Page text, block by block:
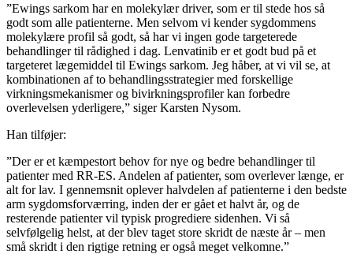
”Ewings sarkom har en molekylær driver, som er til stede hos så
godt som alle patienterne. Men selvom vi kender sygdommens
molekylære profil så godt, så har vi ingen gode targeterede
behandlinger til rådighed i dag. Lenvatinib er et godt bud på et
targeteret lægemiddel til Ewings sarkom. Jeg håber, at vi vil se, at
kombinationen af to behandlingsstrategier med forskellige
virkningsmekanismer og bivirkningsprofiler kan forbedre
overlevelsen yderligere,” siger Karsten Nysom.
Han tilføjer:
”Der er et kæmpestort behov for nye og bedre behandlinger til
patienter med RR-ES. Andelen af patienter, som overlever længe, er
alt for lav. I gennemsnit oplever halvdelen af patienterne i den bedste
arm sygdomsforværring, inden der er gået et halvt år, og de
resterende patienter vil typisk progrediere sidenhen. Vi så
selvfølgelig helst, at der blev taget store skridt de næste år – men
små skridt i den rigtige retning er også meget velkomne.”